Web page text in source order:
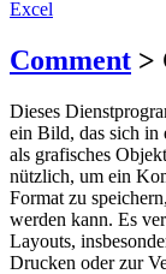
Excel
Comment >
Dieses
ein Bild, das sich in
als grafisches
nützlich, um ein
Format zu
werden kann. Es
Layouts,
Drucken oder zur